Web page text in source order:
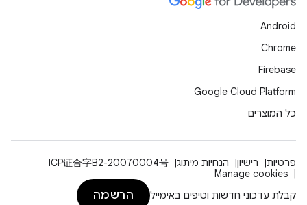
Android
Chrome
Firebase
Google Cloud Platform
כל המוצרים
פרטיות רישיון הנחיות מיתוג
ICP证合字B2-20070004号
Manage cookies
קבלת עדכוני חדשות וטיפים באימייל
הרשמה